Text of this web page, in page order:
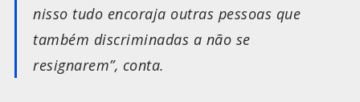
nisso tudo encoraja outras pessoas que
também discriminadas a não se
resignarem”, conta.